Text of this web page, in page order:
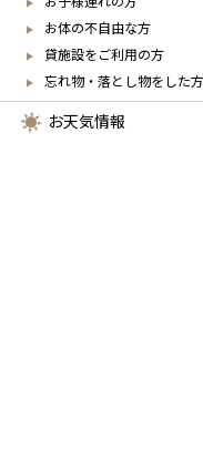
お体の不自由な方
貸施設をご利用の方
忘れ物・落とし物をした方
お天気情報